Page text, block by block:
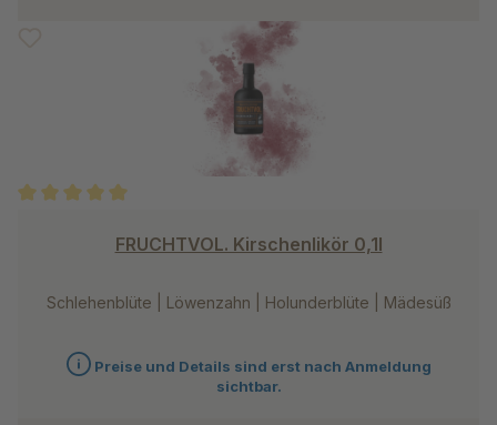
FRUCHTVOL. Kirschenlikör 0,1l
Schlehenblüte | Löwenzahn | Holunderblüte | Mädesüß
Preise und Details sind erst nach Anmeldung
sichtbar.